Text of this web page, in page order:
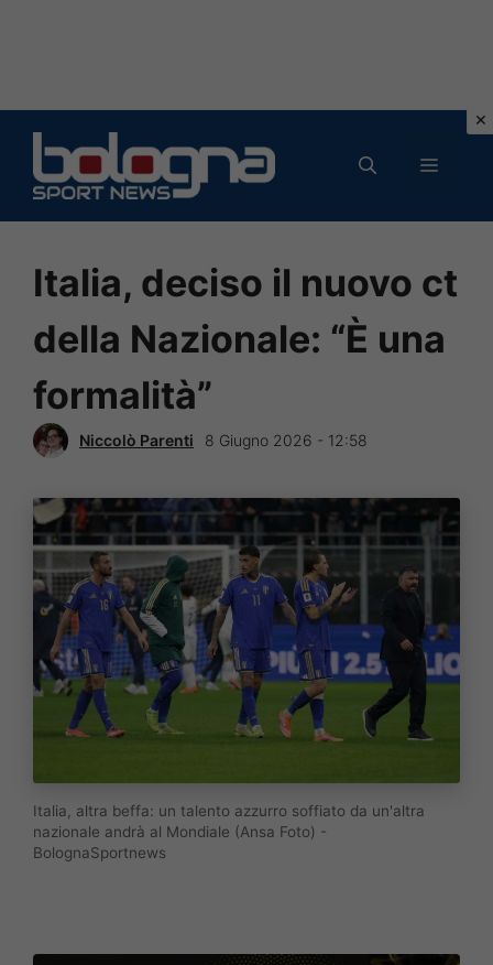
contenuto
MENU
Italia, deciso il nuovo ct
della Nazionale: “È una
formalità”
Niccolò Parenti 8 Giugno 2026 - 12:58
Italia, altra beffa: un talento azzurro soffiato da un'altra
nazionale andrà al Mondiale (Ansa Foto) -
BolognaSportnews